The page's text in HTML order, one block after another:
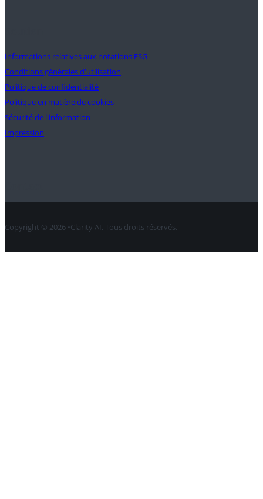
Informations relatives aux notations ESG
Conditions générales d'utilisation
Politique de confidentialité
Politique en matière de cookies
Sécurité de l'information
Impression
Copyright © 2026 •Clarity AI. Tous droits réservés.